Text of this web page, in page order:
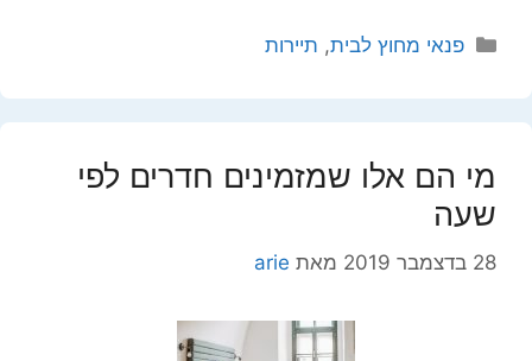
קטגוריות
פנאי מחוץ לבית, תיירות
מי הם אלו שמזמינים חדרים לפי
שעה
28 בדצמבר 2019 מאת arie